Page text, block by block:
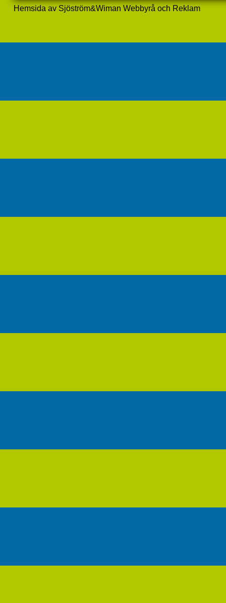
Hemsida av Sjöström&Wiman Webbyrå och Reklam